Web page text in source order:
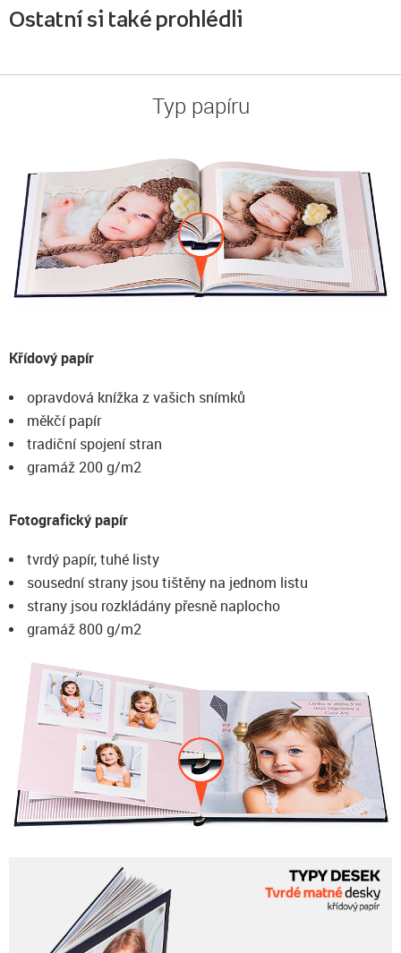
Ostatní si také prohlédli
Typ papíru
Křídový papír
opravdová knížka z vašich snímků
měkčí papír
tradiční spojení stran
gramáž 200 g/m2
Fotografický papír
tvrdý papír, tuhé listy
sousední strany jsou tištěny na jednom listu
strany jsou rozkládány přesně naplocho
gramáž 800 g/m2